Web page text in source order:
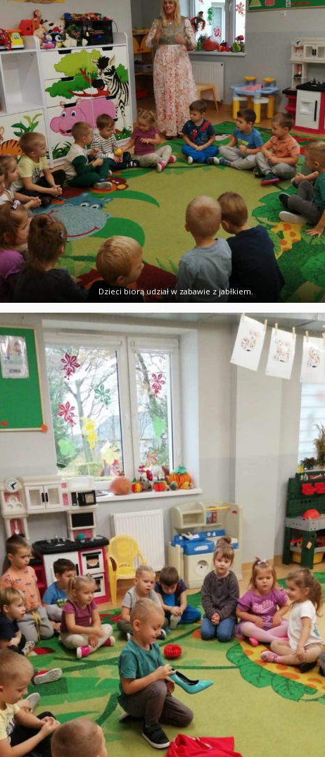
Regulamin Funduszu
Socjalnego
2023/2024
Godziny
konsultacyjne z
nauczycielami
WNIOSEK 2022/2023
Do Rodziców
Artykuły i Porady
Rada Rodziców
Podstawa
Programowa
Dokumenty do
Pobrania
Dzień kobiet
Dokarmianie
ptaków
Nauka pełnej
godziny
Świąteczne zdjęcia
Jasełka
Praca z balonami
Sadzonki
Walentynki
Zajęcia otwarte
Niespodzianka
Jestem dobry-
zajęcia wychowujące
Własnoręczne
ozdoby choinkowe
Jasełka 2023
Zabawy na śniegu
Mikołajki
Uciekające wirusy
Paka dla zwierzaka
Dzień chłopaka
Jesienny spacer
Powitanie Jesieni
Dzień kropki
Spotkanie z Panią ze
Stacji Sanitarno-
Epidemiologicznej w
Lipnie na temat
kleszczy
Dzień Ziemi
Praca plastyczna
Pisanki
Dzień świadomości
autyzmu
Pierwszy Dzień
Wiosny
Jasełka
Dzień przedszkolaka
Dzień przedszkolaka
Ćwiczenia
gimnastyczne
Pierwszy dzień
jesieni
Matematyczne
kasztany
Przejście dla
pieszych
Dzień chłopaka
Święto Konstytucji 3
maja
Seans kinowy
Pierwszy Dzień
Wiosny
Dzień Kobiet u
Biedronek
Walentynki
Biedronki
Karmnik dla ptaków
Jasełka 2023
Pierniczki
Mikołajki
Dzień Górnika
Dzień Pluszowego
Misia
Dzień buraka
Dzień kredki
Teatrzyk „Czerwony
kapturek”
Dzień Postaci z
Bajek
Wiatrak
matematyczny
Ćwiczenia
gimnastyczne
„B”
Mikołajki
Pierwszy dzień
jesieni
Dzień kropki
Pierwszy dzień
jesieni
Dzień chłopaka
Dzień postaci z
Literka „E”
Ćwiczenia
gimnastyczne
2024/2025
Zabawy z liśćmi
2024/2025
Wycieczka
Dzień Ziemi
Sadzonki
Eksperymenty
Dzień Kobiet
Walentynki Jeżyki
Dokarmianie
ptaków
Jasełka 2023
Dzień świadomości
autyzmu
Wiosenne sadzenie
Eksperymenty
Pierwszy dzień
wiosny
DZIEŃ KOBIET
Układ słoneczny
WALENTYNKI
Sensoryczne zabawy
Dzień pizzy
Zabawy na śniegu
Dzień jeża
Dzień kasztana
Zabawy
sensoryczne
Dzień chłopaka
Dzień przedszkolaka
Dzień kropki
Walentynki Misie
Dzień Babci i
Dziadka
Warsztaty Dzień
Babci i Dziadka
Jasełka
Mikołajki
Dzień kredki
Dzień drzewa
Dzień Misia
Powitanie Jesieni
Dzień Przedszkolaka
Pieczenie babeczek
Dzień świadomości
autyzmu
Fasola w różnych
odsłonach
Pierwszy Dzień
Wiosny
Dzień Kobiet
Praca plastyczna
Walentynki
Dzień pizzy
Dzieci biorą udział w zabawie z jabłkiem.